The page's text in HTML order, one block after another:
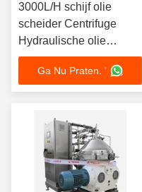
3000L/H schijf olie
scheider Centrifuge
Hydraulische olie
recycling 5.5kW Motor
220V Draagbare
Workshop Trolley
Ga Nu Praten. '